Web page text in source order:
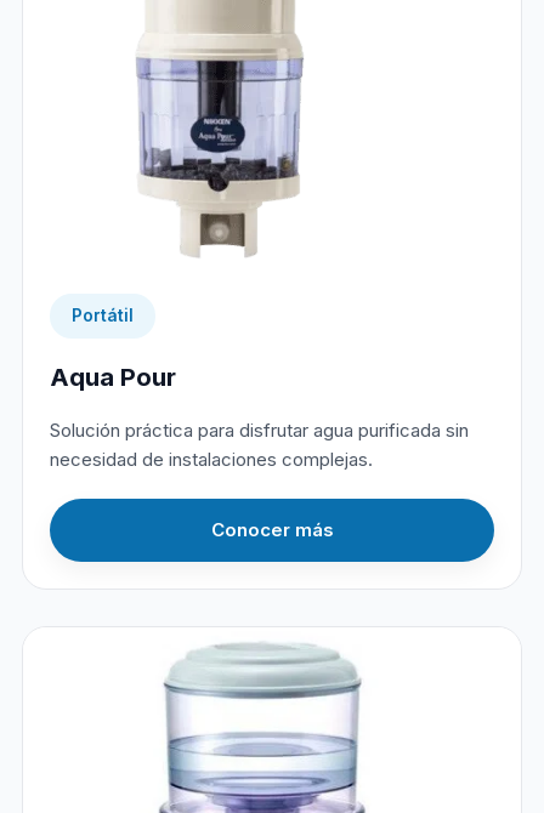
Portátil
Aqua Pour
Solución práctica para disfrutar agua purificada sin
necesidad de instalaciones complejas.
Conocer más